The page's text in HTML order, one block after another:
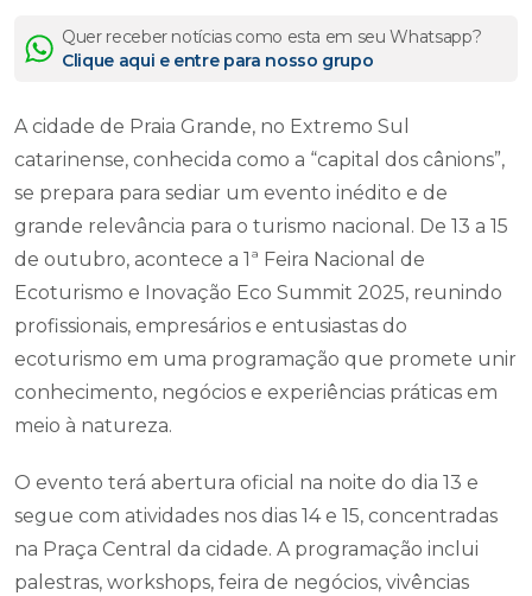
Quer receber notícias como esta em seu Whatsapp?
Clique aqui e entre para nosso grupo
A cidade de Praia Grande, no Extremo Sul
catarinense, conhecida como a “capital dos cânions”,
se prepara para sediar um evento inédito e de
grande relevância para o turismo nacional. De 13 a 15
de outubro, acontece a 1ª Feira Nacional de
Ecoturismo e Inovação Eco Summit 2025, reunindo
profissionais, empresários e entusiastas do
ecoturismo em uma programação que promete unir
conhecimento, negócios e experiências práticas em
meio à natureza.
O evento terá abertura oficial na noite do dia 13 e
segue com atividades nos dias 14 e 15, concentradas
na Praça Central da cidade. A programação inclui
palestras, workshops, feira de negócios, vivências